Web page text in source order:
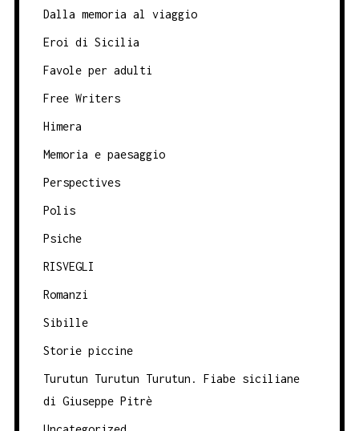
Dalla memoria al viaggio
Eroi di Sicilia
Favole per adulti
Free Writers
Himera
Memoria e paesaggio
Perspectives
Polis
Psiche
RISVEGLI
Romanzi
Sibille
Storie piccine
Turutun Turutun Turutun. Fiabe siciliane
di Giuseppe Pitrè